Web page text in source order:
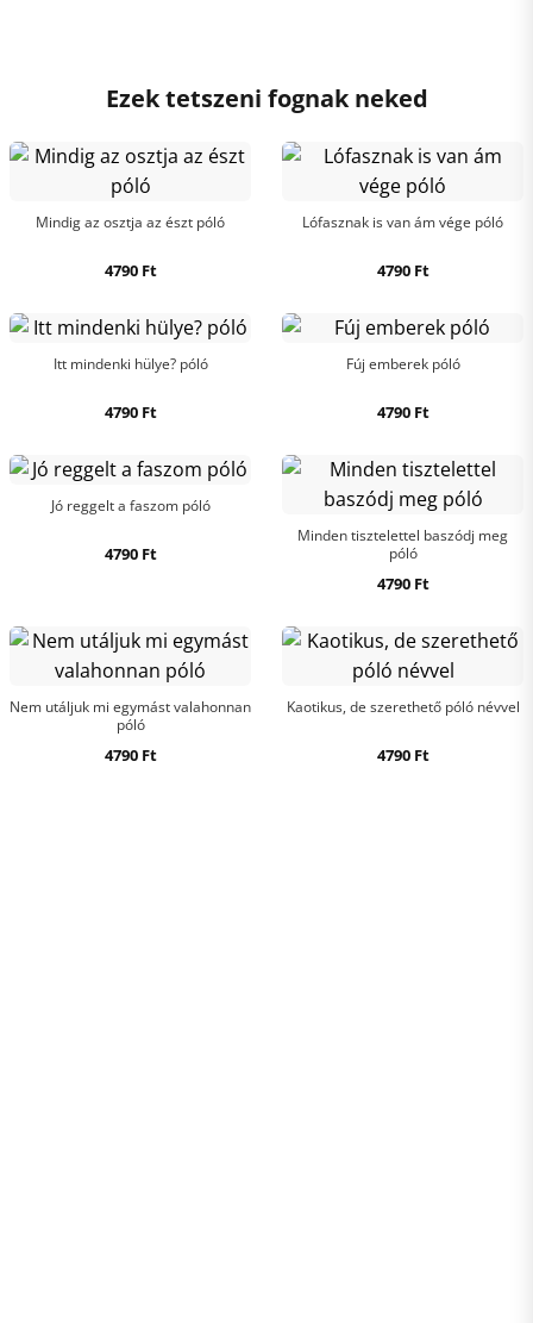
Ezek tetszeni fognak neked
Mindig az osztja az észt póló
4790 Ft
Lófasznak is van ám vége póló
4790 Ft
Itt mindenki hülye? póló
4790 Ft
Fúj emberek póló
4790 Ft
Jó reggelt a faszom póló
4790 Ft
Minden tisztelettel baszódj meg
póló
4790 Ft
Nem utáljuk mi egymást valahonnan
póló
4790 Ft
Kaotikus, de szerethető póló névvel
4790 Ft